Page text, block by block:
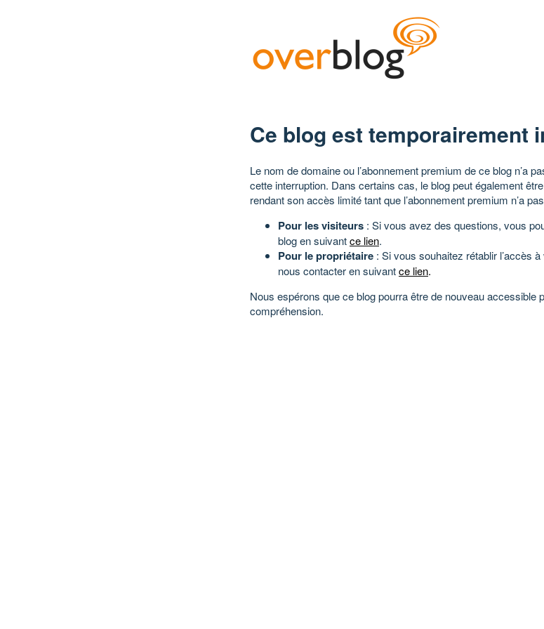
Ce blog est temporairement
Le nom de domaine ou l’abonnement premium de ce blog n’a
cette interruption. Dans certains cas, le blog peut également
rendant son accès limité tant que l’abonnement premium n’a
Pour les visiteurs : Si vous avez des questions, vous
blog en suivantce lien.
Pour le propriétaire : Si vous souhaitez rétablir l’accès
nous contacter en suivantce lien.
Nous espérons que ce blog pourra être de nouveau accessible
compréhension.